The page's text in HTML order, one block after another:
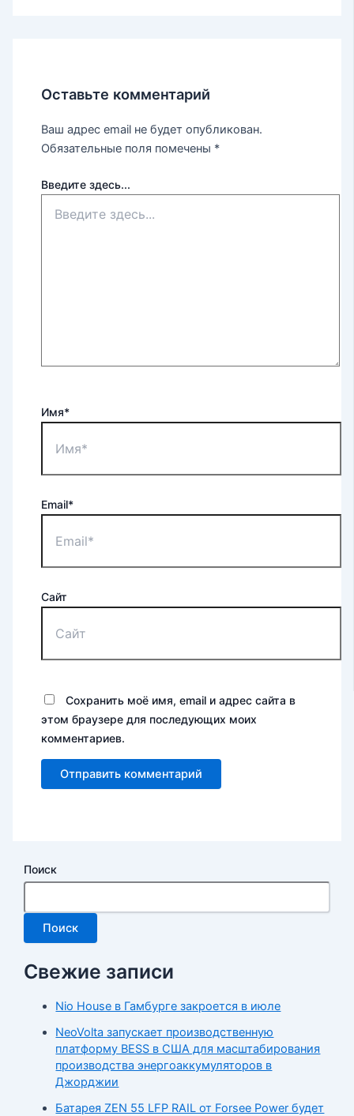
Оставьте комментарий
Ваш адрес email не будет опубликован.
Обязательные поля помечены *
Введите здесь...
Имя*
Email*
Сайт
Сохранить моё имя, email и адрес сайта в
этом браузере для последующих моих
комментариев.
Поиск
Поиск
Свежие записи
Nio House в Гамбурге закроется в июле
NeoVolta запускает производственную
платформу BESS в США для масштабирования
производства энергоаккумуляторов в
Джорджии
Батарея ZEN 55 LFP RAIL от Forsee Power будет